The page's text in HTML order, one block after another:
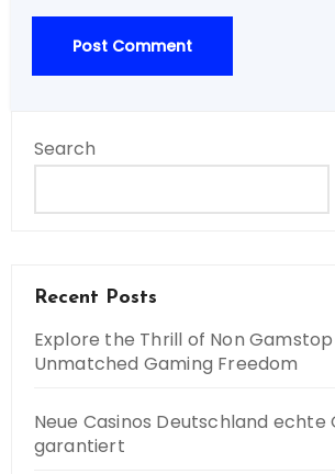
Search
Recent Posts
Explore the Thrill of Non
Unmatched Gaming Freedom
Neue Casinos Deutschland echte
garantiert